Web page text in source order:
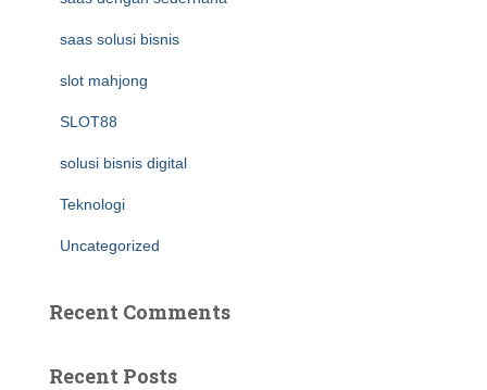
saas solusi bisnis
slot mahjong
SLOT88
solusi bisnis digital
Teknologi
Uncategorized
Recent Comments
Recent Posts